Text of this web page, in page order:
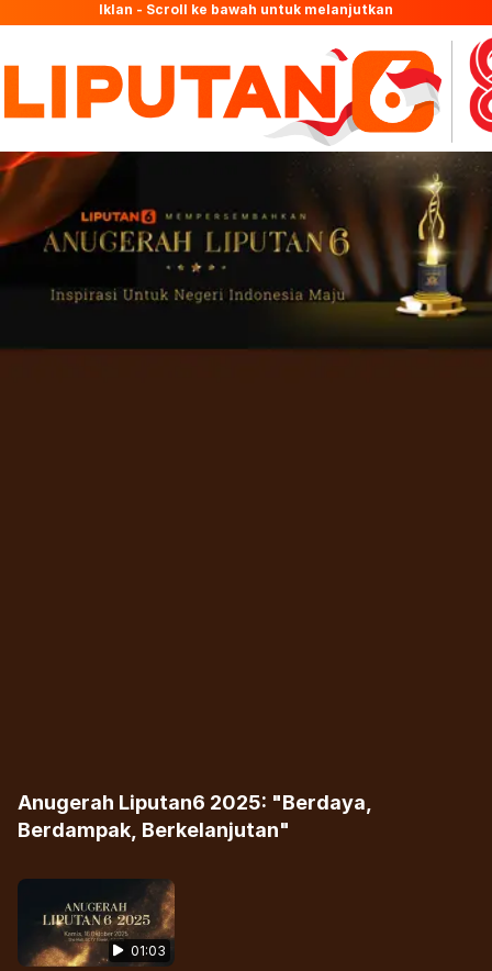
Iklan - Scroll ke bawah untuk melanjutkan
Anugerah Liputan6 2025: "Berdaya,
Berdampak, Berkelanjutan"
01:03